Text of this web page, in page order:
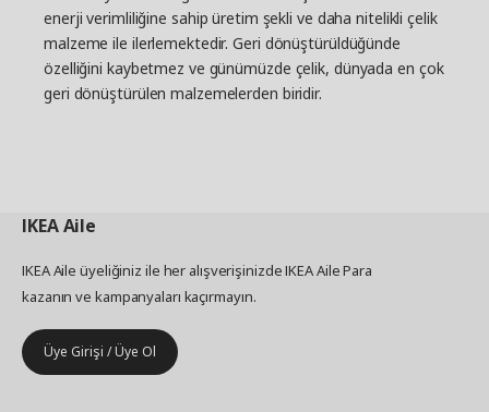
zamanımız ya da ilgimiz yoktur. Paul, "Bu yüzden
bir araya getirilmesi kolay basit bir çözüm
bulmamız gerekiyordu" diyor. En küçük JONAXEL
ünitesi neredeyse her yere sığıyor ve üniteleri üst
üste koyarak daha fazla depolama alanı
enerji verimliliğine sahip üretim şekli ve daha nitelikli çelik
malzeme ile ilerlemektedir. Geri dönüştürüldüğünde
özelliğini kaybetmez ve günümüzde çelik, dünyada en çok
geri dönüştürülen malzemelerden biridir.
IKEAAile
IKEA Aile üyeliğiniz ile her alışverişinizde IKEA Aile Para
kazanın ve kampanyaları kaçırmayın.
Üye Girişi / Üye Ol